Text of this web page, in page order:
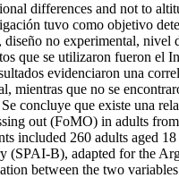
differences and not to
tuvo como objetivo
no experimental,
que se utilizaron fueron el
evidenciaron una
mientras que no se
concluye que existe una
out (FoMO) in adults
included 260 adults aged
(SPAI-B), adapted for the
between the two